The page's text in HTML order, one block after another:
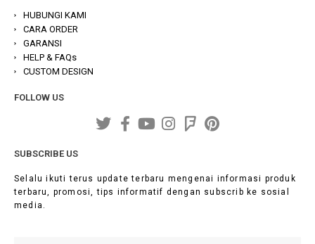
HUBUNGI KAMI
CARA ORDER
GARANSI
HELP & FAQs
CUSTOM DESIGN
FOLLOW US
SUBSCRIBE US
Selalu ikuti terus update terbaru mengenai informasi produk
terbaru, promosi, tips informatif dengan subscrib ke sosial
media.